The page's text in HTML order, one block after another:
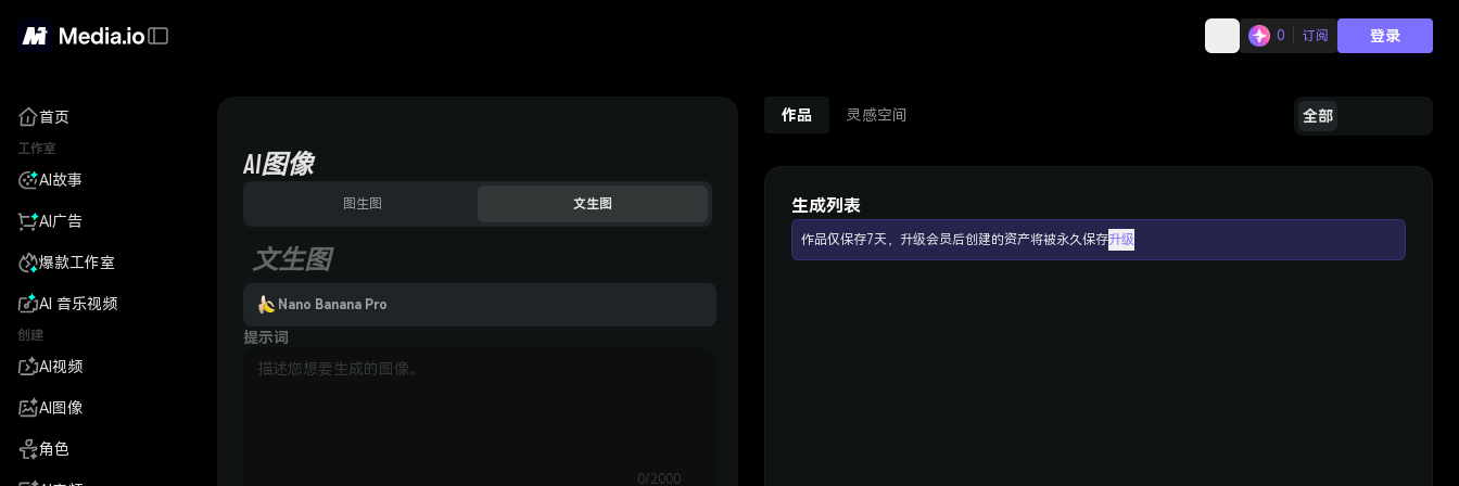
0 订阅 登录
首页
工作室
AI故事
AI广告
爆款工作室
AI 音乐视频
创建
AI视频
AI图像
角色
AI图像
图生图 文生图
文生图
Nano Banana Pro
提示词
0/2000
作品 灵感空间 全部
生成列表
作品仅保存7天，升级会员后创建的资产将被永久保存升级